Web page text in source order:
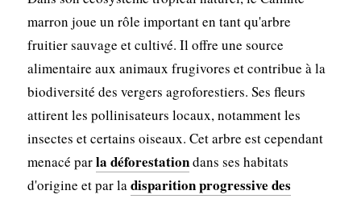
marron joue un rôle important en tant qu'arbre
fruitier sauvage et cultivé. Il offre une source
alimentaire aux animaux frugivores et contribue à la
biodiversité des vergers agroforestiers. Ses fleurs
attirent les pollinisateurs locaux, notamment les
insectes et certains oiseaux. Cet arbre est cependant
menacé parla déforestationdans ses habitats
d'origine et par ladisparition progressive des